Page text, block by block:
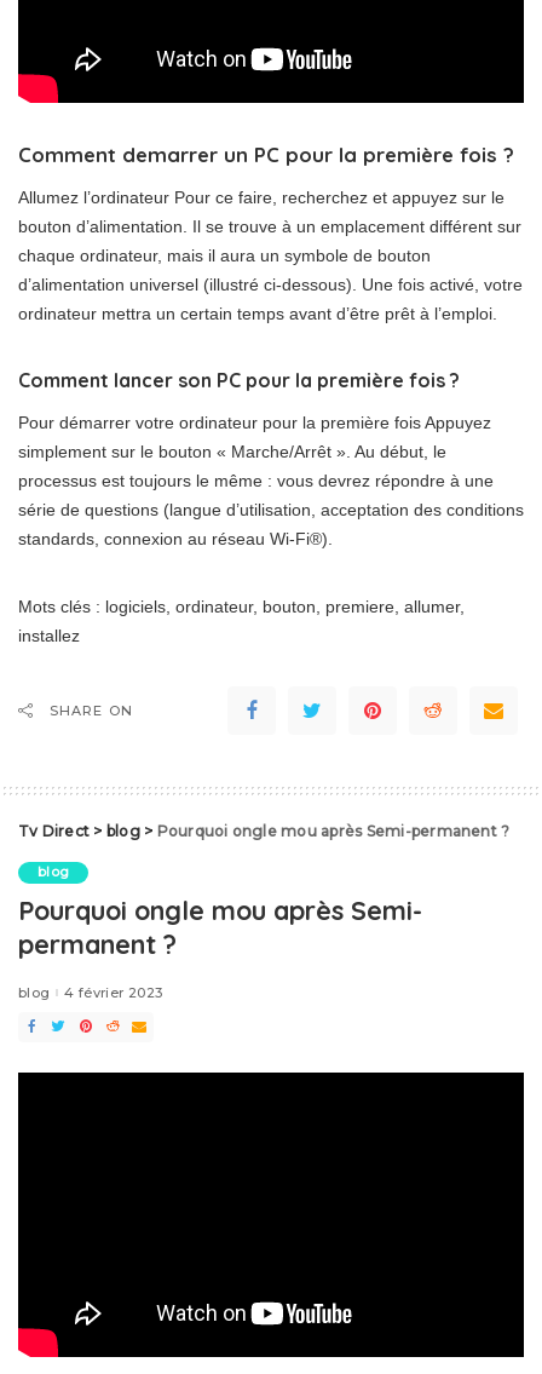
Comment demarrer un PC pour la première fois ?
Allumez l’ordinateur Pour ce faire, recherchez et appuyez sur le
bouton d’alimentation. Il se trouve à un emplacement différent sur
chaque ordinateur, mais il aura un symbole de bouton
d’alimentation universel (illustré ci-dessous). Une fois activé, votre
ordinateur mettra un certain temps avant d’être prêt à l’emploi.
Comment lancer son PC pour la première fois ?
Pour démarrer votre ordinateur pour la première fois Appuyez
simplement sur le bouton « Marche/Arrêt ». Au début, le
processus est toujours le même : vous devrez répondre à une
série de questions (langue d’utilisation, acceptation des conditions
standards, connexion au réseau Wi-Fi®).
Mots clés : logiciels, ordinateur, bouton, premiere, allumer,
installez
SHARE ON
Tv Direct > blog> Pourquoi ongle mou après Semi-permanent ?
blog
Pourquoi ongle mou après Semi-
permanent ?
blog 4 février 2023